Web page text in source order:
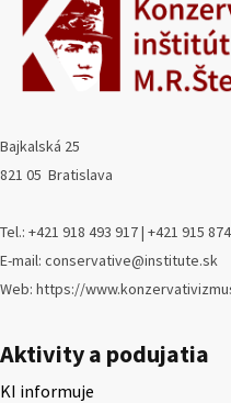
Bajkalská 25
821 05 Bratislava
Tel.: +421 918 493 917 | +421 915
E-mail: conservative@institute.sk
Web: https://
Aktivity a podujatia
KI informuje